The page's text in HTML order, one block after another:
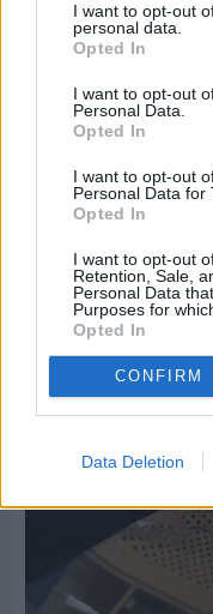
I want to opt-out
personal data.
Opted In
I want to opt-out
Personal Data.
Opted In
I want to opt-out
Personal Data for
Opted In
I want to opt-out
Retention, Sale,
Personal Data
Purposes for
Opted In
CONFIRM
Data Deletion
Εργασίες
Βαρβασίου